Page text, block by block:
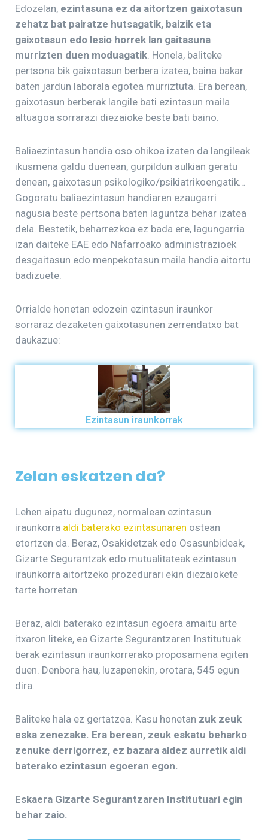
Edozelan, ezintasuna ez da aitortzen gaixotasun
zehatz bat pairatze hutsagatik, baizik eta
gaixotasun edo lesio horrek lan gaitasuna
murrizten duen moduagatik . Honela, baliteke
pertsona bik gaixotasun berbera izatea, baina bakar
baten jardun laborala egotea murriztuta. Era berean,
gaixotasun berberak langile bati ezintasun maila
altuagoa sorrarazi diezaioke beste bati baino.
Baliaezintasun handia oso ohikoa izaten da langileak
ikusmena galdu duenean, gurpildun aulkian geratu
denean, gaixotasun psikologiko/psikiatrikoengatik…
Gogoratu baliaezintasun handiaren ezaugarri
nagusia beste pertsona baten laguntza behar izatea
dela. Bestetik, beharrezkoa ez bada ere, lagungarria
izan daiteke EAE edo Nafarroako administrazioek
desgaitasun edo menpekotasun maila handia aitortu
badizuete.
Orrialde honetan edozein ezintasun iraunkor
sorraraz dezaketen gaixotasunen zerrendatxo bat
daukazue:
Ezintasun iraunkorrak
Zelan eskatzen da?
Lehen aipatu dugunez, normalean ezintasun
iraunkorra aldi baterako ezintasunaren ostean
etortzen da. Beraz, Osakidetzak edo Osasunbideak,
Gizarte Segurantzak edo mutualitateak ezintasun
iraunkorra aitortzeko prozedurari ekin diezaiokete
tarte horretan.
Beraz, aldi baterako ezintasun egoera amaitu arte
itxaron liteke, ea Gizarte Segurantzaren Institutuak
berak ezintasun iraunkorrerako proposamena egiten
duen. Denbora hau, luzapenekin, orotara, 545 egun
dira.
Baliteke hala ez gertatzea. Kasu honetan zuk zeuk
eska zenezake. Era berean, zeuk eskatu beharko
zenuke derrigorrez, ez bazara aldez aurretik aldi
baterako ezintasun egoeran egon.
Eskaera Gizarte Segurantzaren Institutuari egin
behar zaio.